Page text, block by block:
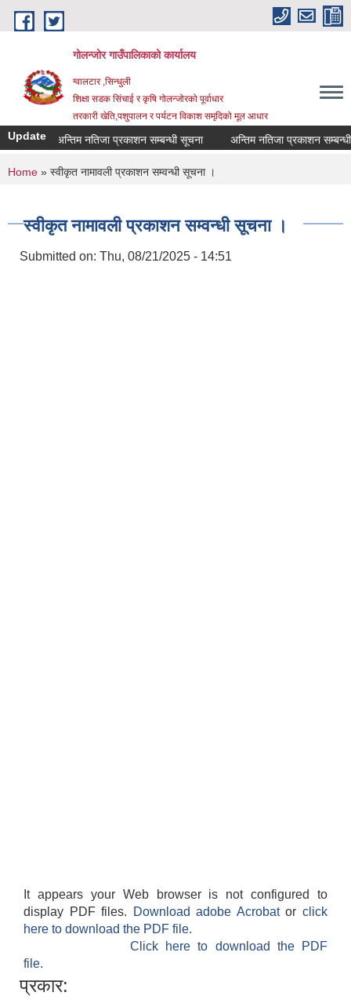
Skip to main content
गोलन्जोर गाउँपालिकाको कार्यालय
ग्वालटार ,सिन्धुली
शिक्षा सडक सिंचाई र कृषि गोलन्जोरको पूर्वाधार
तरकारी खेति,पशुपालन र पर्यटन विकाश समृदिको मूल आधार
Updateअन्तिम नतिजा प्रकाशन सम्बन्धी सूचना अन्तिम नतिजा प्रकाशन सम्बन्धी
You are here
Home » स्वीकृत नामावली प्रकाशन सम्वन्धी सूचना ।
स्वीकृत नामावली प्रकाशन सम्वन्धी सूचना ।
Submitted on: Thu, 08/21/2025 - 14:51
It appears your Web browser is not configured to
display PDF files.
Download adobe Acrobatorclick
here to download the PDF file.
Click here to download the PDF
file.
प्रकार: